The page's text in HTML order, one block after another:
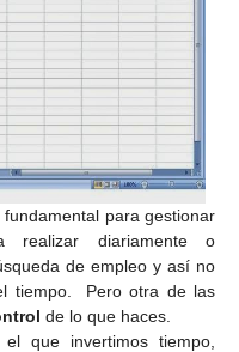
fundamental para gestionar
diariamente o
de empleo y así no
tiempo. Pero otra de las
de lo que haces.
que invertimos tiempo,